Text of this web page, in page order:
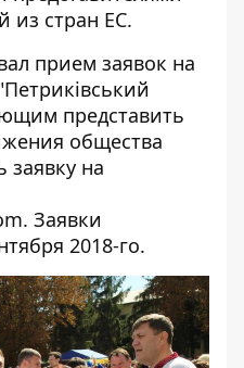
из стран ЕС.
прием заявок на
представить
общества
заявку на
Заявки
2018-го.